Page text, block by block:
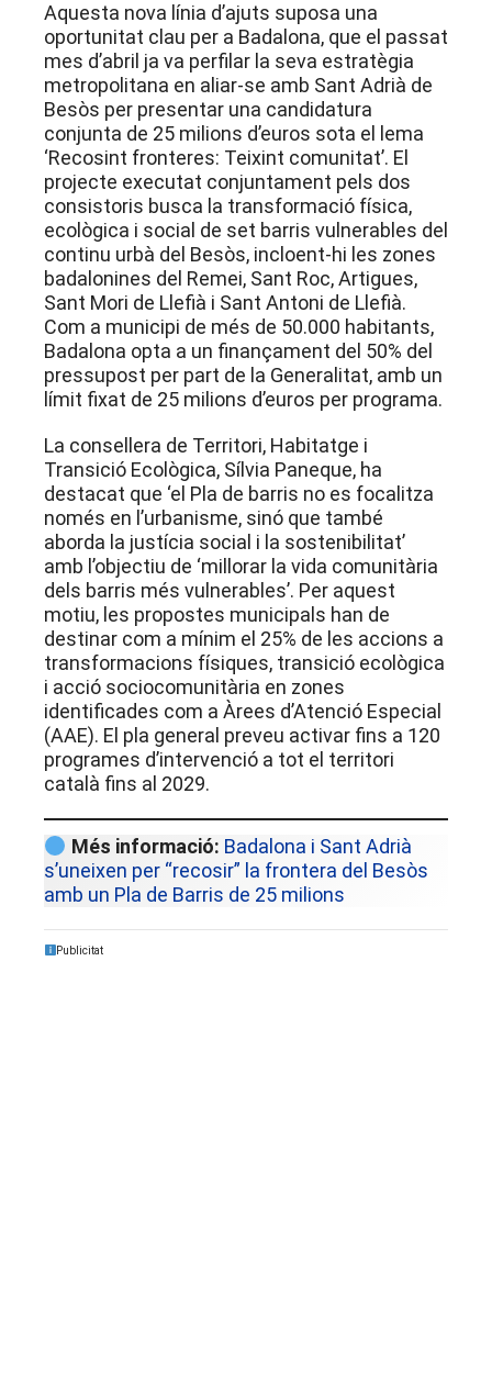
Aquesta nova línia d’ajuts suposa una
oportunitat clau per a Badalona, que el passat
mes d’abril ja va perfilar la seva estratègia
metropolitana en aliar-se amb Sant Adrià de
Besòs per presentar una candidatura
conjunta de 25 milions d’euros sota el lema
‘Recosint fronteres: Teixint comunitat’. El
projecte executat conjuntament pels dos
consistoris busca la transformació física,
ecològica i social de set barris vulnerables del
continu urbà del Besòs, incloent-hi les zones
badalonines del Remei, Sant Roc, Artigues,
Sant Mori de Llefià i Sant Antoni de Llefià.
Com a municipi de més de 50.000 habitants,
Badalona opta a un finançament del 50% del
pressupost per part de la Generalitat, amb un
límit fixat de 25 milions d’euros per programa.
La consellera de Territori, Habitatge i
Transició Ecològica, Sílvia Paneque, ha
destacat que ‘el Pla de barris no es focalitza
només en l’urbanisme, sinó que també
aborda la justícia social i la sostenibilitat’
amb l’objectiu de ‘millorar la vida comunitària
dels barris més vulnerables’. Per aquest
motiu, les propostes municipals han de
destinar com a mínim el 25% de les accions a
transformacions físiques, transició ecològica
i acció sociocomunitària en zones
identificades com a Àrees d’Atenció Especial
(AAE). El pla general preveu activar fins a 120
programes d’intervenció a tot el territori
català fins al 2029.
Més informació: Badalona i Sant Adrià
s’uneixen per “recosir” la frontera del Besòs
amb un Pla de Barris de 25 milions
Publicitat